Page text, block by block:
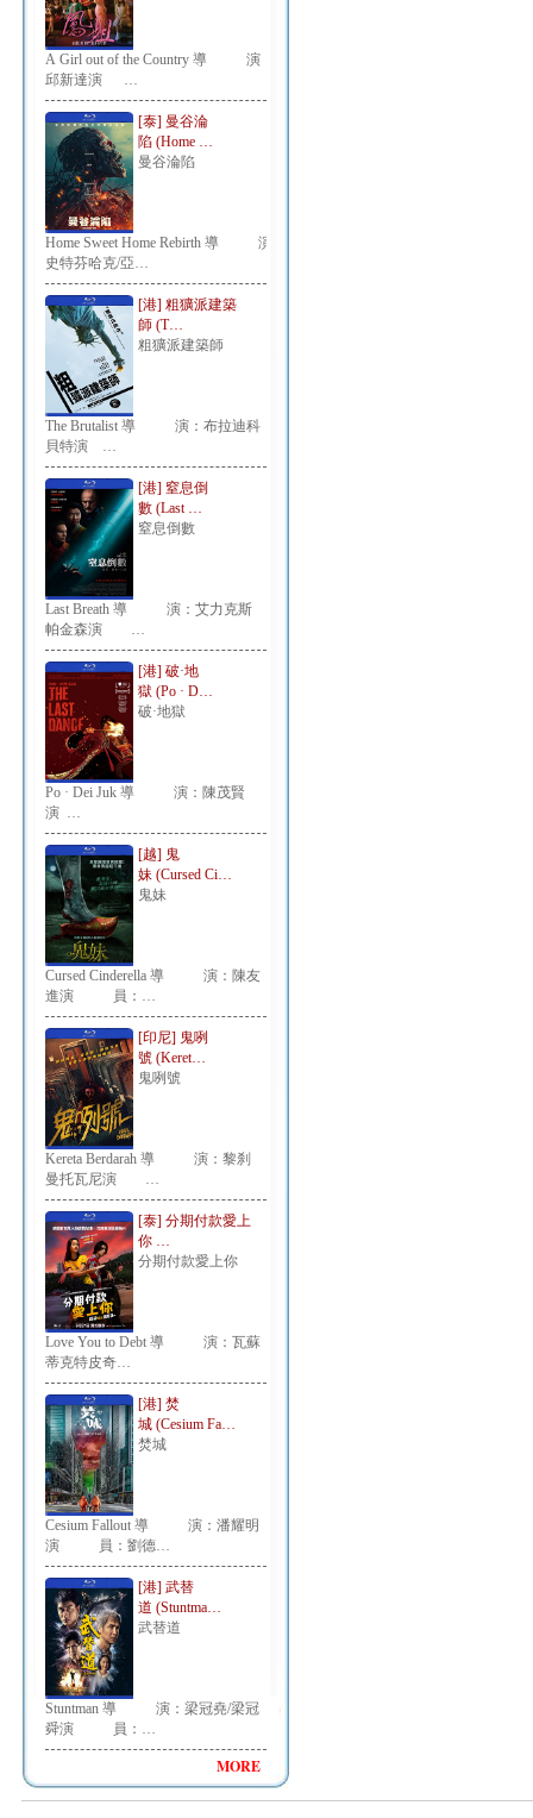
A Girl out of the Country 導 演：
邱新達演 …
[泰] 曼谷淪
陷 (Home …
曼谷淪陷
Home Sweet Home Rebirth 導 演：
史特芬哈克/亞…
[港] 粗獷派建築
師 (T…
粗獷派建築師
The Brutalist 導 演：布拉迪科
貝特演 …
[港] 窒息倒
數 (Last …
窒息倒數
Last Breath 導 演：艾力克斯
帕金森演 …
[港] 破·地
獄 (Po · D…
破·地獄
Po · Dei Juk 導 演：陳茂賢
演 …
[越] 鬼
妹 (Cursed Ci…
鬼妹
Cursed Cinderella 導 演：陳友
進演 員：…
[印尼] 鬼咧
號 (Keret…
鬼咧號
Kereta Berdarah 導 演：黎刹
曼托瓦尼演 …
[泰] 分期付款愛上
你 …
分期付款愛上你
Love You to Debt 導 演：瓦蘇
蒂克特皮奇…
[港] 焚
城 (Cesium Fa…
焚城
Cesium Fallout 導 演：潘耀明
演 員：劉德…
[港] 武替
道 (Stuntma…
武替道
Stuntman 導 演：梁冠堯/梁冠
舜演 員：…
MORE